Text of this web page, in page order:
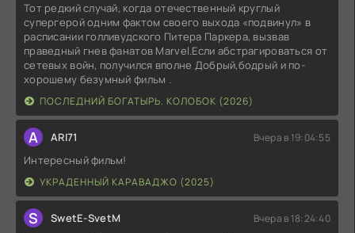
Тот редкий случай, когда отечественный круглый
супергерой одним фактом своего выхода «подвинул» в
расписании голливудского Питера Паркера, вызвав
праведный гнев фанатов Marvel.Если абстрагироваться от
сетевых войн, получился вполне Добрый,бодрый и по-
хорошему безумный фильм .
ПОСЛЕДНИЙ БОГАТЫРЬ. КОЛОБОК (2026)
A ARI71 Вчера в 19:04:55
Интересный фильм!
УКРАДЕННЫЙ КАРАВАДЖО (2025)
S SwetE-SvetM Вчера в 18:24:40